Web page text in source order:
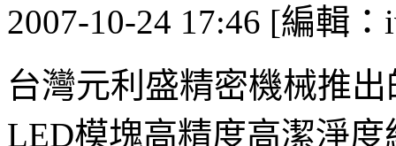
2007-10-24 17:46 [編輯：
台灣元利盛精密機械推
LED模塊高精度高潔淨度